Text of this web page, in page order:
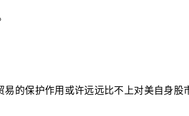
的保护作用或许远远比不上对美自身股